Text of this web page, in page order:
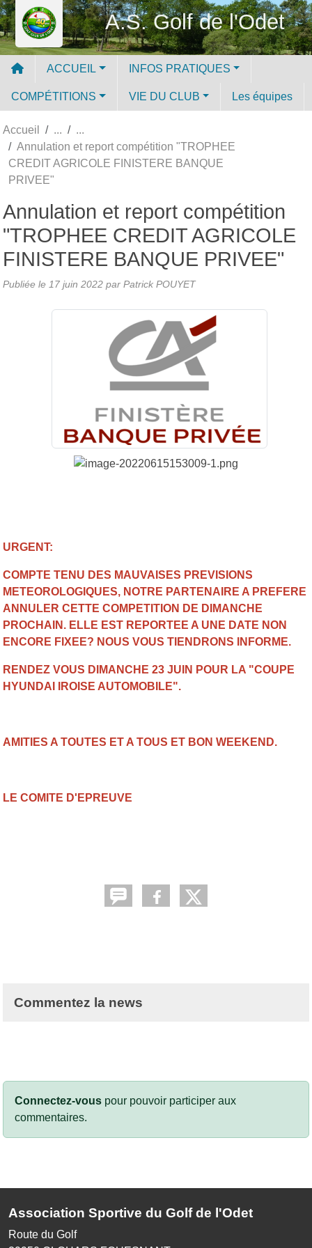
A.S. Golf de l'Odet
ACCUEIL INFOS PRATIQUES
COMPÉTITIONS VIE DU CLUB Les équipes
Accueil
Annulation et report compétition "TROPHEE
CREDIT AGRICOLE FINISTERE BANQUE
PRIVEE"
Annulation et report compétition
"TROPHEE CREDIT AGRICOLE
FINISTERE BANQUE PRIVEE"
Publiée le 17 juin 2022 par Patrick POUYET
URGENT:
COMPTE TENU DES MAUVAISES PREVISIONS
METEOROLOGIQUES, NOTRE PARTENAIRE A PREFERE
ANNULER CETTE COMPETITION DE DIMANCHE
PROCHAIN. ELLE EST REPORTEE A UNE DATE NON
ENCORE FIXEE? NOUS VOUS TIENDRONS INFORME.
RENDEZ VOUS DIMANCHE 23 JUIN POUR LA "COUPE
HYUNDAI IROISE AUTOMOBILE".
AMITIES A TOUTES ET A TOUS ET BON WEEKEND.
LE COMITE D'EPREUVE
Commentez la news
Connectez-vous pour pouvoir participer aux
commentaires.
Association Sportive du Golf de l'Odet
Route du Golf
Panneau de gestion des cookies